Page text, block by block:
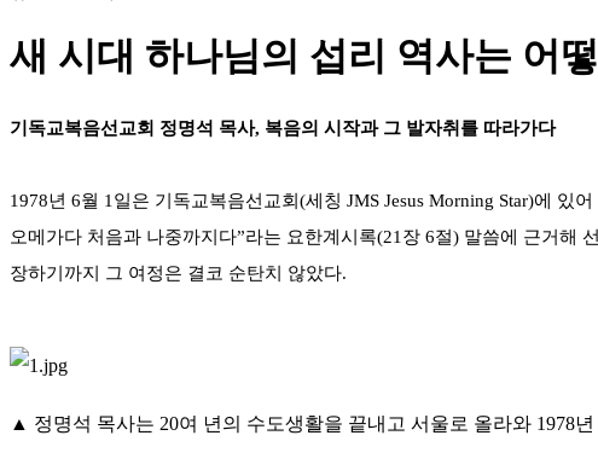
새 시대 하나님의 섭리 역사는 어
기독교복음선교회 정명석 목사, 복음의 시작과 그 발자취를 따라가다
1978년 6월 1일은 기독교복음선교회(세칭 JMS Jesus Morning Star)에
오메가다 처음과 나중까지다”라는 요한계시록(21장 6절) 말씀에 근거해
장하기까지 그 여정은 결코 순탄치 않았다.
▲ 정명석 목사는 20여 년의 수도생활을 끝내고 서울로 올라와 1978